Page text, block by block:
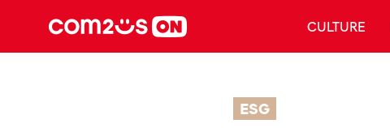
CULTURE
ESG